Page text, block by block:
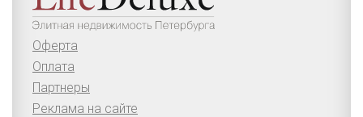
Оферта
Оплата
Партнеры
Реклама на сайте